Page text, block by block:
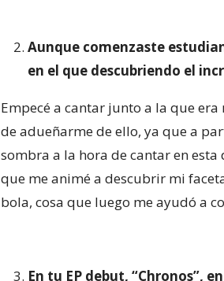
Aunque comenzaste
en el que descubriendo el
Empecé a cantar junto a la que
de adueñarme de ello, ya que a
sombra a la hora de cantar en
que me animé a descubrir mi
bola, cosa que luego me ayudó a
En tu EP debut,“Chronos”,